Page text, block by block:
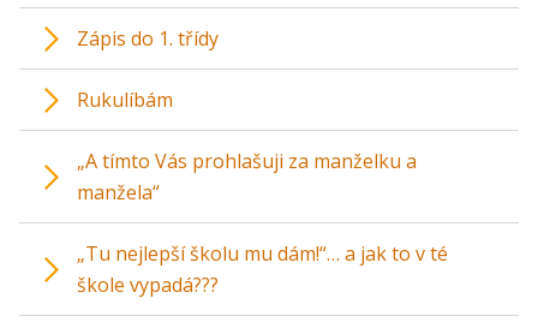
Zápis do 1. třídy
Rukulíbám
„A tímto Vás prohlašuji za manželku a
manžela“
„Tu nejlepší školu mu dám!“… a jak to v té
škole vypadá???